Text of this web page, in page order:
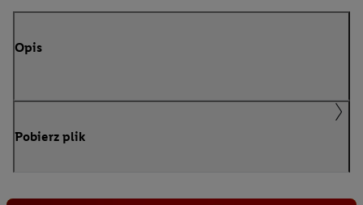
Opis
Pobierz plik